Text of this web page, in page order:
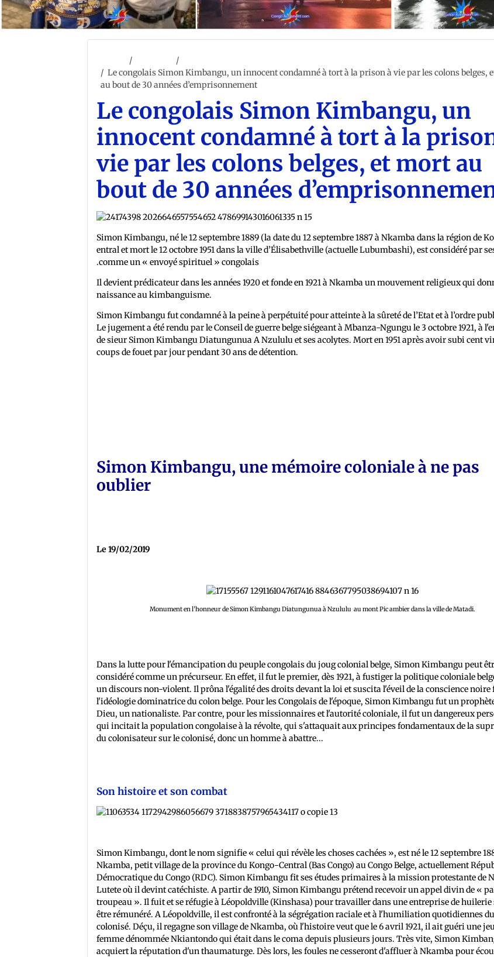
Le congolais Simon Kimbangu, un innocent condamné à tort à la prison à vie par les colons belges,
au bout de 30 années d’emprisonnement
Le congolais Simon Kimbangu, un
innocent condamné à tort à la
vie par les colons belges, et mort au
bout de 30 années
Simon Kimbangu, né le 12 septembre 1889 (la date du 12 septembre 1887 à Nkamba dans la région de
entral et mort le 12 octobre 1951 dans la ville d’Élisabethville (actuelle Lubumbashi), est considéré par
comme un « envoyé spirituel » congolais.
Il devient prédicateur dans les années 1920 et fonde en 1921 à Nkamba un mouvement religieux qui
naissance au kimbanguisme.
Simon Kimbangu fut condamné à la peine à perpétuité pour atteinte à la sûreté de l’Etat et à l’ordre
Le jugement a été rendu par le Conseil de guerre belge siégeant à Mbanza-Ngungu le 3 octobre 1921, à
de sieur Simon Kimbangu Diatungunua A Nzululu et ses acolytes. Mort en 1951 après avoir subi cent
coups de fouet par jour pendant 30 ans de détention.
Simon Kimbangu, une mémoire coloniale à ne pas
oublier
Le 19/02/2019
Monument en l’honneur de Simon Kimbangu Diatungunua à Nzululu au mont Pic ambier dans la ville de Matadi.
Dans la lutte pour l'émancipation du peuple congolais du joug colonial belge, Simon Kimbangu peut
considéré comme un précurseur. En effet, il fut le premier, dès 1921, à fustiger la politique coloniale
un discours non-violent. Il prôna l'égalité des droits devant la loi et suscita l'éveil de la conscience noire
l'idéologie dominatrice du colon belge. Pour les Congolais de l'époque, Simon Kimbangu fut un
Dieu, un nationaliste. Par contre, pour les missionnaires et l'autorité coloniale, il fut un dangereux
qui incitait la population congolaise à la révolte, qui s'attaquait aux principes fondamentaux de la
du colonisateur sur le colonisé, donc un homme à abattre...
Son histoire et son combat
Simon Kimbangu, dont le nom signifie « celui qui révèle les choses cachées », est né le 12 septembre
Nkamba, petit village de la province du Kongo-Central (Bas Congo) au Congo Belge, actuellement
Démocratique du Congo (RDC). Simon Kimbangu fit ses études primaires à la mission protestante de
Lutete où il devint catéchiste. A partir de 1910, Simon Kimbangu prétend recevoir un appel divin de «
troupeau ». Il fuit et se réfugie à Léopoldville (Kinshasa) pour travailler dans une entreprise de huilerie
être rémunéré. A Léopoldville, il est confronté à la ségrégation raciale et à l'humiliation quotidiennes du
colonisé. Déçu, il regagne son village de Nkamba, où l'histoire veut que le 6 avril 1921, il ait guéri une
femme dénommée Nkiantondo qui était dans le coma depuis plusieurs jours. Très vite, Simon
acquiert la réputation d'un thaumaturge. Dès lors, les foules ne cesseront d'affluer à Nkamba pour